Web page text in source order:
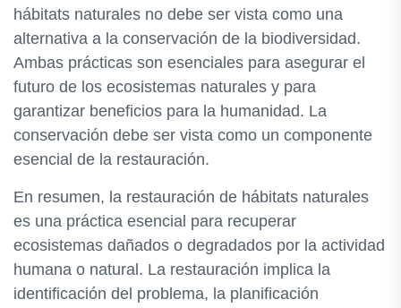
hábitats naturales no debe ser vista como una
alternativa a la conservación de la biodiversidad.
Ambas prácticas son esenciales para asegurar el
futuro de los ecosistemas naturales y para
garantizar beneficios para la humanidad. La
conservación debe ser vista como un componente
esencial de la restauración.
En resumen, la restauración de hábitats naturales
es una práctica esencial para recuperar
ecosistemas dañados o degradados por la actividad
humana o natural. La restauración implica la
identificación del problema, la planificación